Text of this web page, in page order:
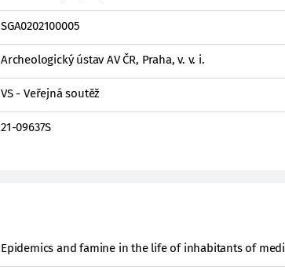
SGA0202100005
Archeologický ústav AV ČR, Praha, v. v. i.
VS - Veřejná soutěž
21-09637S
Epidemics and famine in the life of inhabitants of